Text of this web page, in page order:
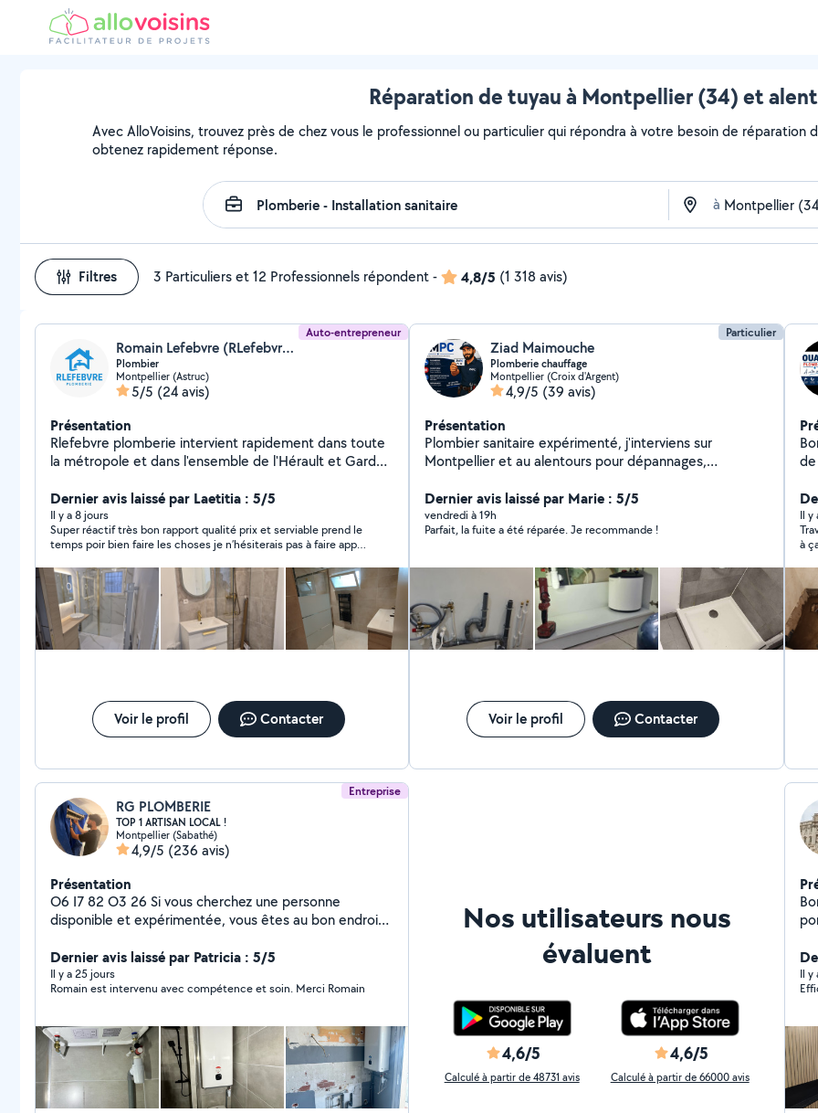
Réparation de tuyau à Montpellier (34) et
Avec AlloVoisins, trouvez près de chez vous le professionnel ou particulier qui répondra à votre besoin de
obtenez rapidement réponse.
à
Filtres 3 Particuliers et 12 Professionnels répondent- 4,8/5 (1 318 avis)
Auto-entrepreneur
Romain Lefebvre (RLefebvre plomberie)
Plombier
Montpellier (Astruc)
5/5 (24 avis)
Présentation
Rlefebvre plomberie intervient rapidement dans toute
la métropole et dans l'ensemble de l'Hérault et Gard
recherche et réparation de fuites , débouchage
canalisation , détartrage et remplacement chauffe eau
, remplacement robinetterie , remplacement
mécanisme et flotteur wc... Rlefebvre plomberie
garantie un travail soigné avec plus de 18 ans d
expériences
Dernier avis laissé par Laetitia : 5/5
Il y a 8 jours
Super réactif très bon rapport qualité prix et serviable prend le
temps poir bien faire les choses je n’hésiterais pas à faire appel
Voir le profil Contacter
Particulier
Ziad Maimouche
Plomberie chauffage
Montpellier (Croix d'Argent)
4,9/5 (39 avis)
Présentation
Plombier sanitaire expérimenté, j'interviens sur
Montpellier et au alentours pour dépannages,
réalise également des salles de bain complètes avec
carrelage. Travail sérieux et soigné. Disponible et
réactif, je m'adapte à vos besoins. N'hésitez pas à me
Dernier avis laissé par Marie : 5/5
vendredi à 19h
Parfait, la fuite a été réparée. Je recommande !
Voir le profil Contacter
de
Il y
à
Entreprise
RG PLOMBERIE
TOP 1 ARTISAN LOCAL !
Montpellier (Sabathé)
4,9/5 (236 avis)
Présentation
O6 I7 82 O3 26 Si vous cherchez une personne
disponible et expérimentée, vous êtes au bon endroit !
domaine des énergies renouvelables, et je suis sur le
terrain en tant que plombier, chauffagiste et
climaticien depuis 10 ans. +30.000 personnes me
faire appel à mes services ! O6 I7 82 O3 26
Dernier avis laissé par Patricia : 5/5
Il y a 25 jours
Romain est intervenu avec compétence et soin. Merci Romain
Nos utilisateurs nous
évaluent
4,6/5
Calculé à partir de 48731 avis
4,6/5
Calculé à partir de 66000 avis
et
et
Il y